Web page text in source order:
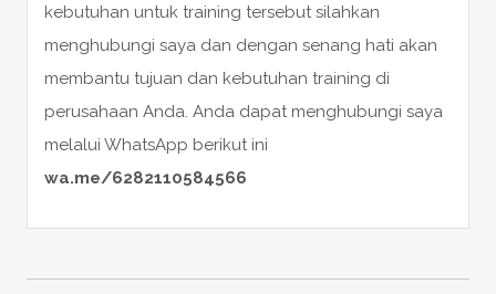
kebutuhan untuk training tersebut silahkan
menghubungi saya dan dengan senang hati akan
membantu tujuan dan kebutuhan training di
perusahaan Anda. Anda dapat menghubungi saya
melalui WhatsApp berikut ini
wa.me/6282110584566
POST